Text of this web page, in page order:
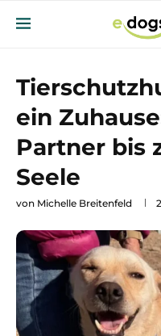
ein
Partner bis
Seele
von Michelle Breitenfeld